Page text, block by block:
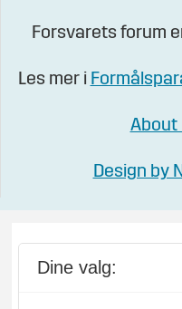
Forsvarets forum
Les mer i
About
Design by
Dine valg: